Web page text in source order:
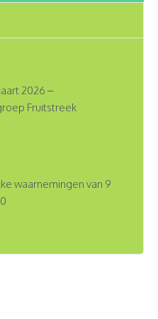
2026 –
Fruitstreek
waarnemingen van 9